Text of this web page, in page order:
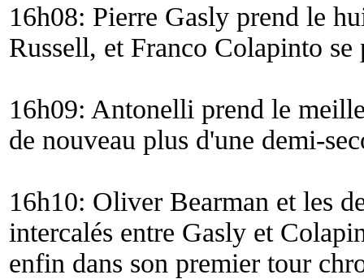
16h08: Pierre Gasly prend le
Russell, et Franco Colapinto
16h09: Antonelli prend le
de nouveau plus d'une demi-
16h10: Oliver Bearman et les
intercalés entre Gasly et
enfin dans son premier tour